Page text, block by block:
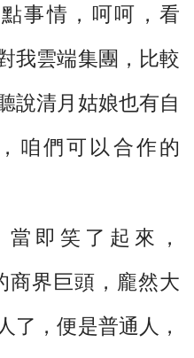
情，呵呵，看
我雲端集團，比較
說清月姑娘也有自
咱們可以合作的
即笑了起來，
商界巨頭，龐然大
了，便是普通人，